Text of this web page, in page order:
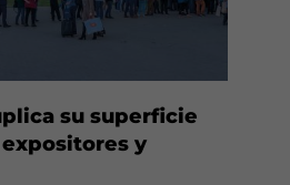
su superficie
y